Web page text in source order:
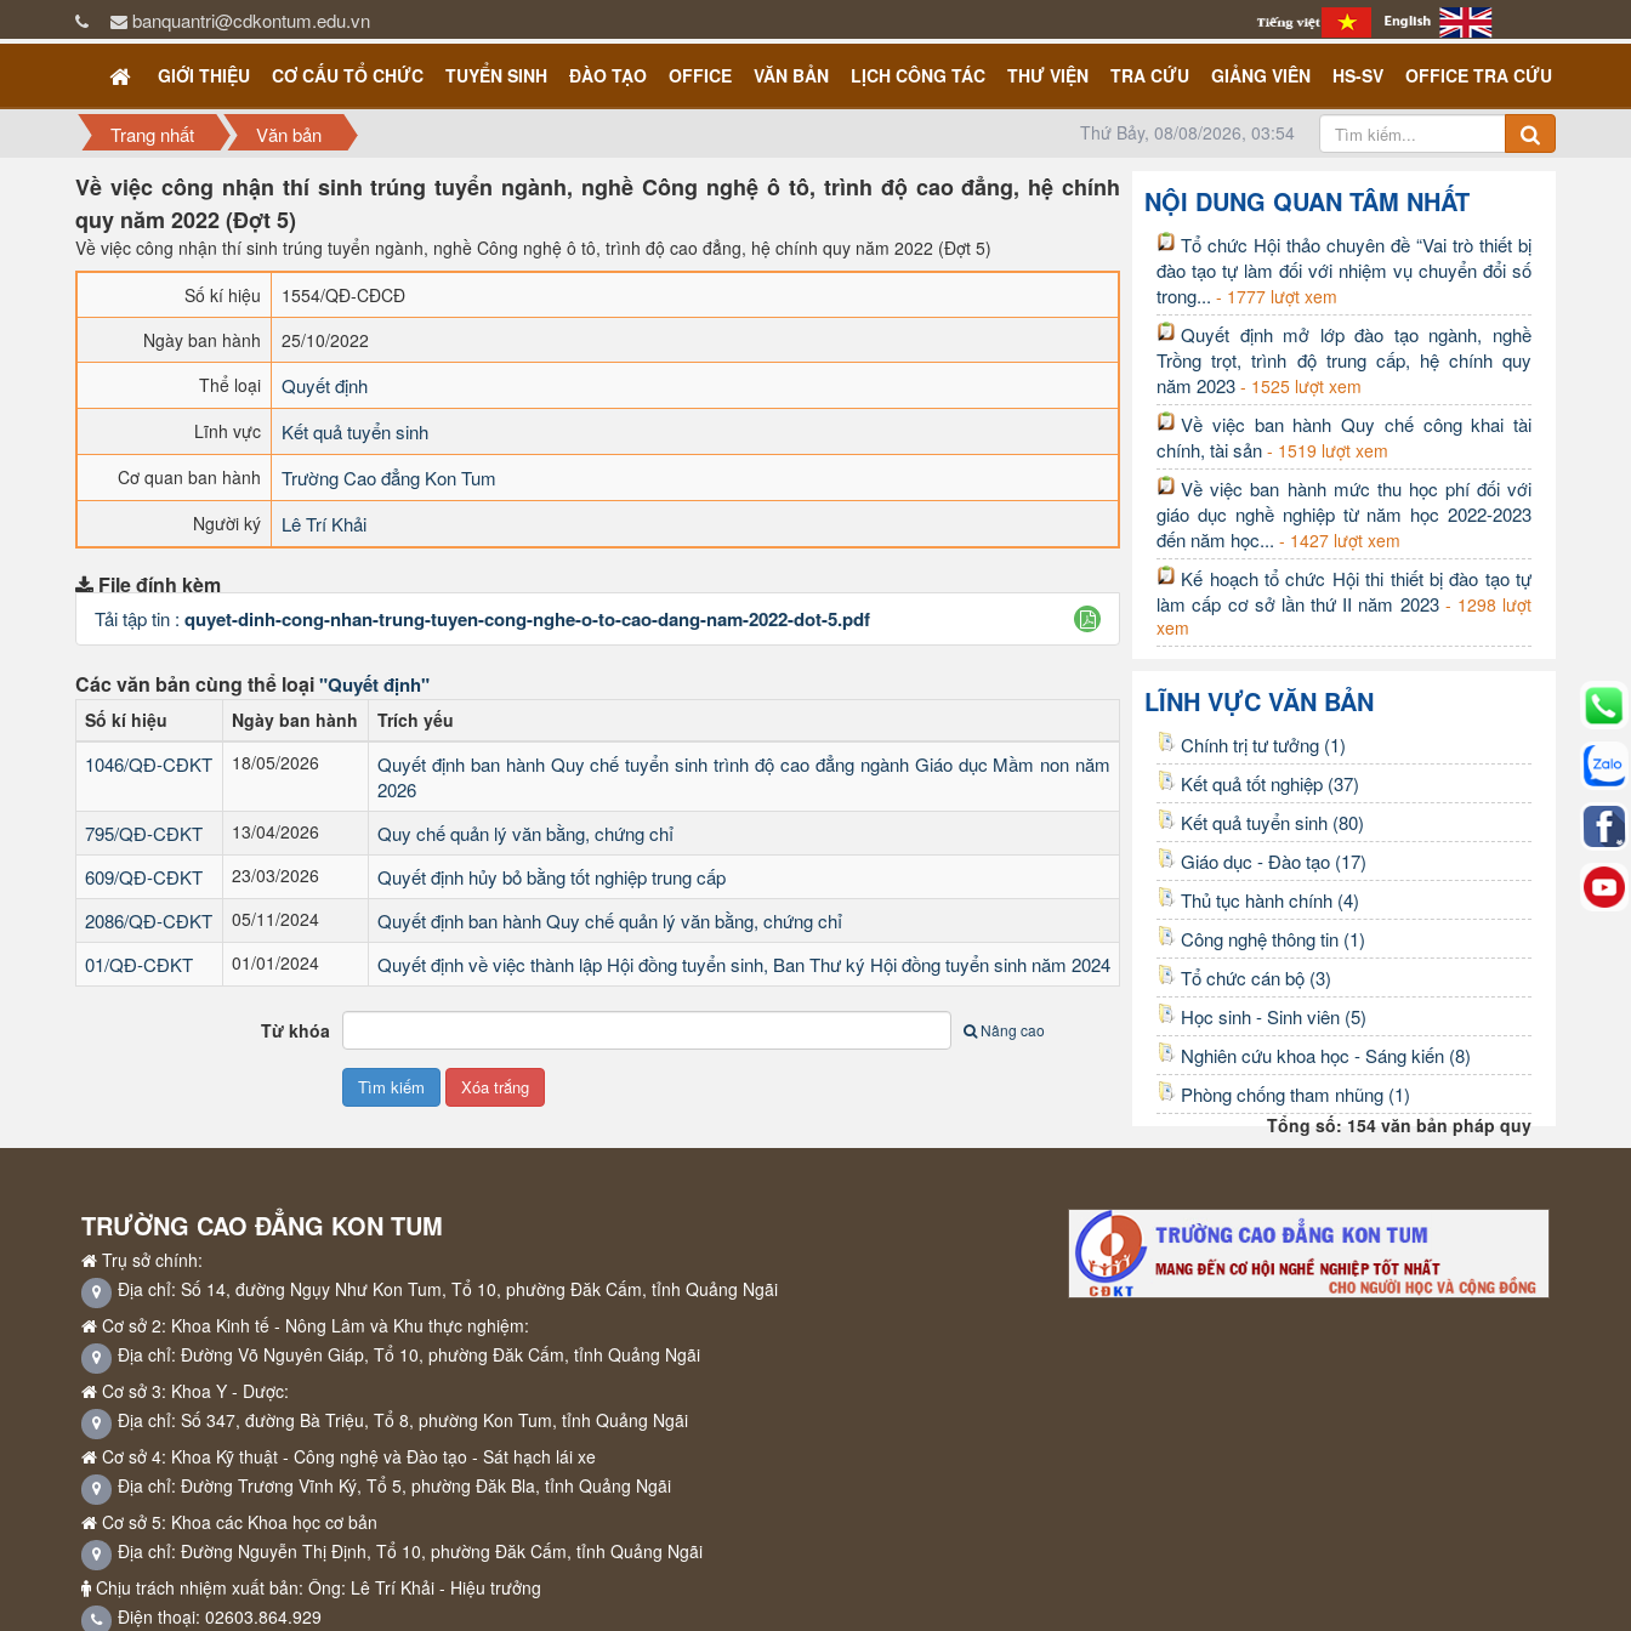
banquantri@cdkontum.edu.vn
GIỚI THIỆU CƠ CẤU TỔ CHỨC TUYỂN SINH ĐÀO TẠO OFFICE VĂN BẢN LỊCH CÔNG TÁC THƯ VIỆN TRA CỨU GIẢNG VIÊN HS-SV OFFICE TRA CỨU
Trang nhất Văn bản Thứ Bảy, 08/08/2026, 03:54
Về việc công nhận thí sinh trúng tuyển ngành, nghề Công nghệ ô tô, trình độ cao đẳng, hệ chính
quy năm 2022 (Đợt 5)
Về việc công nhận thí sinh trúng tuyển ngành, nghề Công nghệ ô tô, trình độ cao đẳng, hệ chính quy năm 2022 (Đợt 5)
Số kí hiệu
1554/QĐ-CĐCĐ
Ngày ban hành
25/10/2022
Thể loại
Quyết định
Lĩnh vực Kết quả tuyển sinh
Cơ quan ban hành Trường Cao đẳng Kon Tum
Người ký Lê Trí Khải
File đính kèm
Tải tập tin : quyet-dinh-cong-nhan-trung-tuyen-cong-nghe-o-to-cao-dang-nam-2022-dot-5.pdf
Các văn bản cùng thể loại"Quyết định"
Số kí hiệu Ngày ban hành Trích yếu
1046/QĐ-CĐKT 18/05/2026
Quyết định ban hành Quy chế tuyển sinh trình độ cao đẳng ngành Giáo dục Mầm non năm
2026
795/QĐ-CĐKT
13/04/2026
Quy chế quản lý văn bằng, chứng chỉ
609/QĐ-CĐKT
23/03/2026
Quyết định hủy bỏ bằng tốt nghiệp trung cấp
2086/QĐ-CĐKT
05/11/2024
Quyết định ban hành Quy chế quản lý văn bằng, chứng chỉ
01/QĐ-CĐKT
01/01/2024 Quyết định về việc thành lập Hội đồng tuyển sinh, Ban Thư ký Hội đồng tuyển sinh năm 2024
Từ khóa Nâng cao
NỘI DUNG QUAN TÂM NHẤT
Tổ chức Hội thảo chuyên đề “Vai trò thiết bị
đào tạo tự làm đối với nhiệm vụ chuyển đổi số
trong... - 1777 lượt xem
Quyết định mở lớp đào tạo ngành, nghề
Trồng trọt, trình độ trung cấp, hệ chính quy
năm 2023 - 1525 lượt xem
Về việc ban hành Quy chế công khai tài
chính, tài sản - 1519 lượt xem
Về việc ban hành mức thu học phí đối với
giáo dục nghề nghiệp từ năm học 2022-2023
đến năm học... - 1427 lượt xem
Kế hoạch tổ chức Hội thi thiết bị đào tạo tự
làm cấp cơ sở lần thứ II năm 2023 - 1298 lượt
xem
LĨNH VỰC VĂN BẢN
Chính trị tư tưởng (1)
Kết quả tốt nghiệp (37)
Kết quả tuyển sinh (80)
Giáo dục - Đào tạo (17)
Thủ tục hành chính (4)
Công nghệ thông tin (1)
Tổ chức cán bộ (3)
Học sinh - Sinh viên (5)
Nghiên cứu khoa học - Sáng kiến (8)
Phòng chống tham nhũng (1)
Tổng số: 154 văn bản pháp quy
TRƯỜNG CAO ĐẲNG KON TUM
Trụ sở chính:
Địa chỉ: Số 14, đường Ngụy Như Kon Tum, Tổ 10, phường Đăk Cấm, tỉnh Quảng Ngãi
Cơ sở 2: Khoa Kinh tế - Nông Lâm và Khu thực nghiệm:
Địa chỉ: Đường Võ Nguyên Giáp, Tổ 10, phường Đăk Cấm, tỉnh Quảng Ngãi
Cơ sở 3: Khoa Y - Dược:
Địa chỉ: Số 347, đường Bà Triệu, Tổ 8, phường Kon Tum, tỉnh Quảng Ngãi
Cơ sở 4: Khoa Kỹ thuật - Công nghệ và Đào tạo - Sát hạch lái xe
Địa chỉ: Đường Trương Vĩnh Ký, Tổ 5, phường Đăk Bla, tỉnh Quảng Ngãi
Cơ sở 5: Khoa các Khoa học cơ bản
Địa chỉ: Đường Nguyễn Thị Định, Tổ 10, phường Đăk Cấm, tỉnh Quảng Ngãi
Chịu trách nhiệm xuất bản: Ông: Lê Trí Khải - Hiệu trưởng
Điện thoại: 02603.864.929